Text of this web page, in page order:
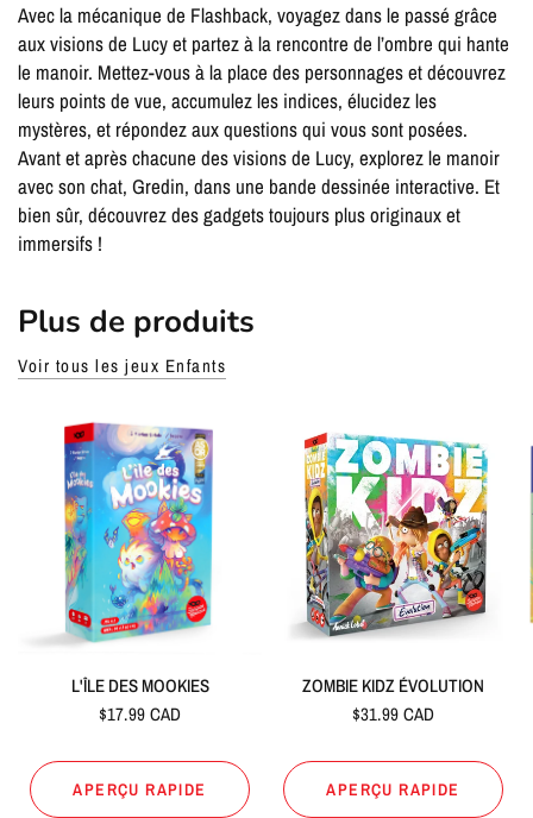
Avec la mécanique de Flashback, voyagez dans le passé grâce
aux visions de Lucy et partez à la rencontre de l’ombre qui hante
le manoir. Mettez-vous à la place des personnages et découvrez
leurs points de vue, accumulez les indices, élucidez les
mystères, et répondez aux questions qui vous sont posées.
Avant et après chacune des visions de Lucy, explorez le manoir
avec son chat, Gredin, dans une bande dessinée interactive. Et
bien sûr, découvrez des gadgets toujours plus originaux et
immersifs !
Plus de produits
Voir tous les jeux Enfants
L'ÎLE DES MOOKIES
$17.99 CAD
APERÇU RAPIDE
ZOMBIE KIDZ ÉVOLUTION
$31.99 CAD
APERÇU RAPIDE